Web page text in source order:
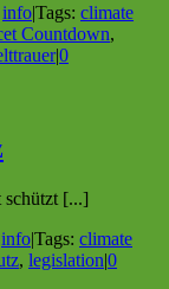
info|Tags: climate
Countdown,
|0
[...]
info|Tags: climate
, legislation|0